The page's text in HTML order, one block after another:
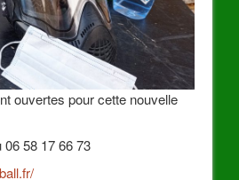
ouvertes pour cette nouvelle
58 17 66 73